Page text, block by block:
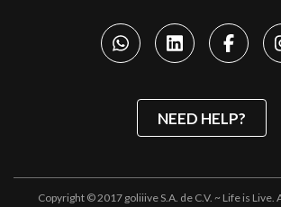
NEED HELP?
Copyright © 2017 goliiive S.A. de C.V. ~ Life is